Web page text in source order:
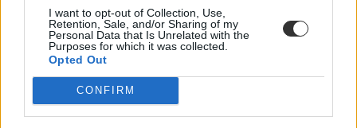
I want to opt-out of Collection, Use,
Retention, Sale, and/or Sharing of my
Personal Data that Is Unrelated with the
Purposes for which it was collected.
Opted Out
CONFIRM
már megvan. Tanulóvezetőket kérdeztünk arról, milyen
mondatokkal lehet őket kikergetni a világból.
Felnőttképzés